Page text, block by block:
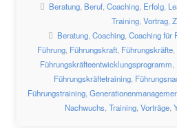
Beratung, Beruf, Coaching, Erfolg,
Training, Vortrag,
Beratung, Coaching, Coaching für
Führung, Führungskraft, Führungskräfte,
Führungskräfteentwicklungsprogramm,
Führungskräftetraining,
Führungstraining,
Nachwuchs, Training, Vorträge,